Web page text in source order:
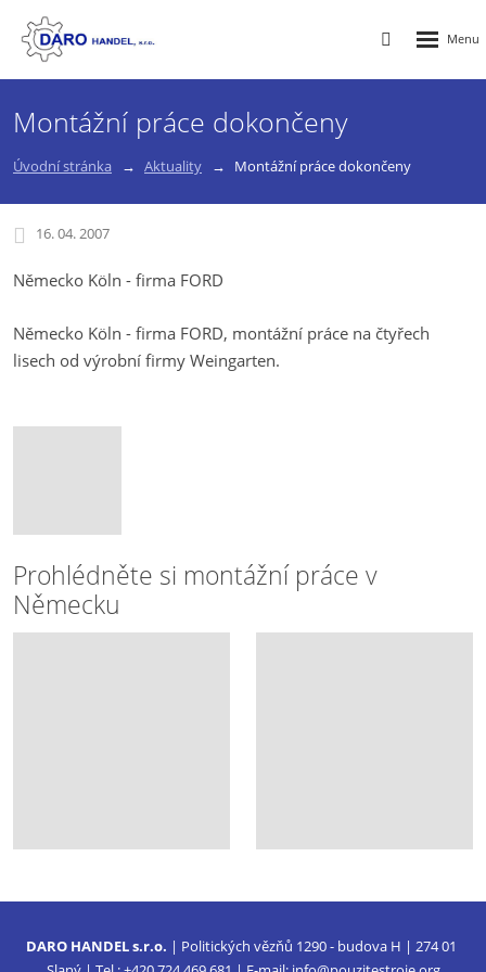
Vyhledávání
Montážní práce dokončeny
Úvodní stránka Aktuality Montážní práce dokončeny
16. 04. 2007
Německo Köln - firma FORD
Německo Köln - firma FORD, montážní práce na čtyřech
lisech od výrobní firmy Weingarten.
Prohlédněte si montážní práce v
Německu
DARO HANDEL s.r.o. | Politických vězňů 1290 - budova H | 274 01